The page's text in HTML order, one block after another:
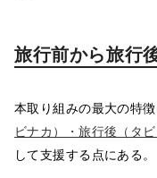
旅行前から旅行
本取り組みの最大の特
ビナカ）・旅行後（タビ
して支援する点にある。